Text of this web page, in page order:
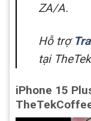
ZA/A.
Hỗ trợ
tại
iPhone 15